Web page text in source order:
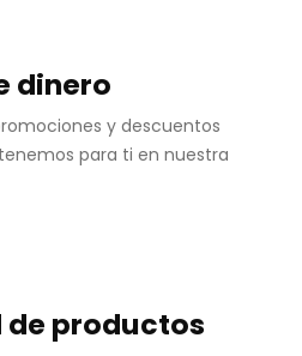
dinero
y descuentos
para ti en nuestra
productos